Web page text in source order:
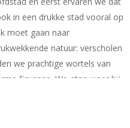
in een drukke stad vooral op
moet gaan naar
natuur: verscholen
we prachtige wortels van
ficussen. We eten weer bij